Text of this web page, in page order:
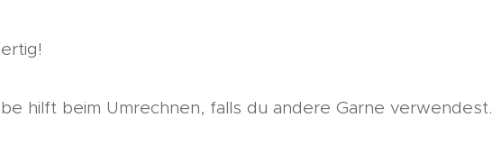
hilft beim Umrechnen, falls du andere Garne verwendest.